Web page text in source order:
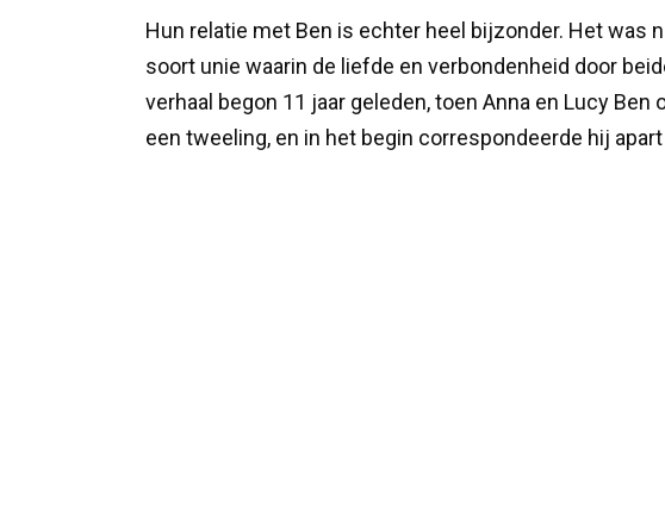
Hun relatie met Ben is echter heel bijzonder. Het was
soort unie waarin de liefde en verbondenheid door
verhaal begon 11 jaar geleden, toen Anna en Lucy
een tweeling, en in het begin correspondeerde hij